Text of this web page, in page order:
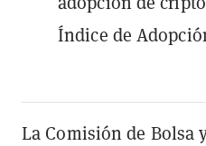
Índice de
La Comisión de Bolsa